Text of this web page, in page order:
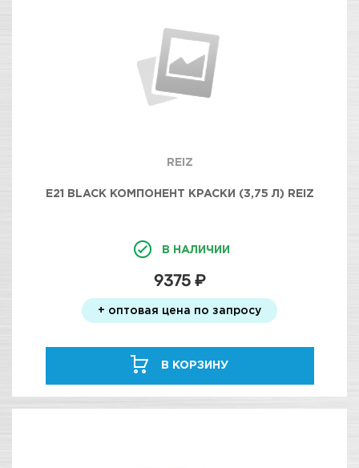
REIZ
E21 BLACK КОМПОНЕНТ КРАСКИ (3,75 Л) REIZ
В НАЛИЧИИ
9375 ₽
+ оптовая цена по запросу
В КОРЗИНУ